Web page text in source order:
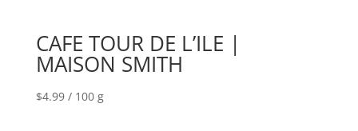
CAFE TOUR DE L’ILE |
MAISON SMITH
$4.99 / 100 g